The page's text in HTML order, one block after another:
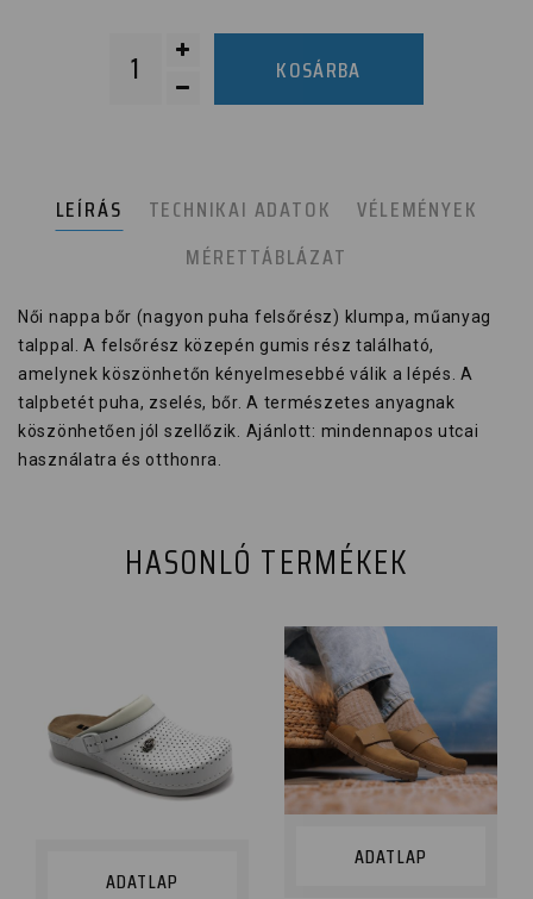
KOSÁRBA
LEÍRÁS TECHNIKAI ADATOK
VÉLEMÉNYEK
MÉRETTÁBLÁZAT
Női nappa bőr (nagyon puha felsőrész) klumpa, műanyag
talppal. A felsőrész közepén gumis rész található,
amelynek köszönhetőn kényelmesebbé válik a lépés. A
talpbetét puha, zselés, bőr. A természetes anyagnak
köszönhetően jól szellőzik. Ajánlott: mindennapos utcai
használatra és otthonra.
HASONLÓ TERMÉKEK
ADATLAP
ADATLAP